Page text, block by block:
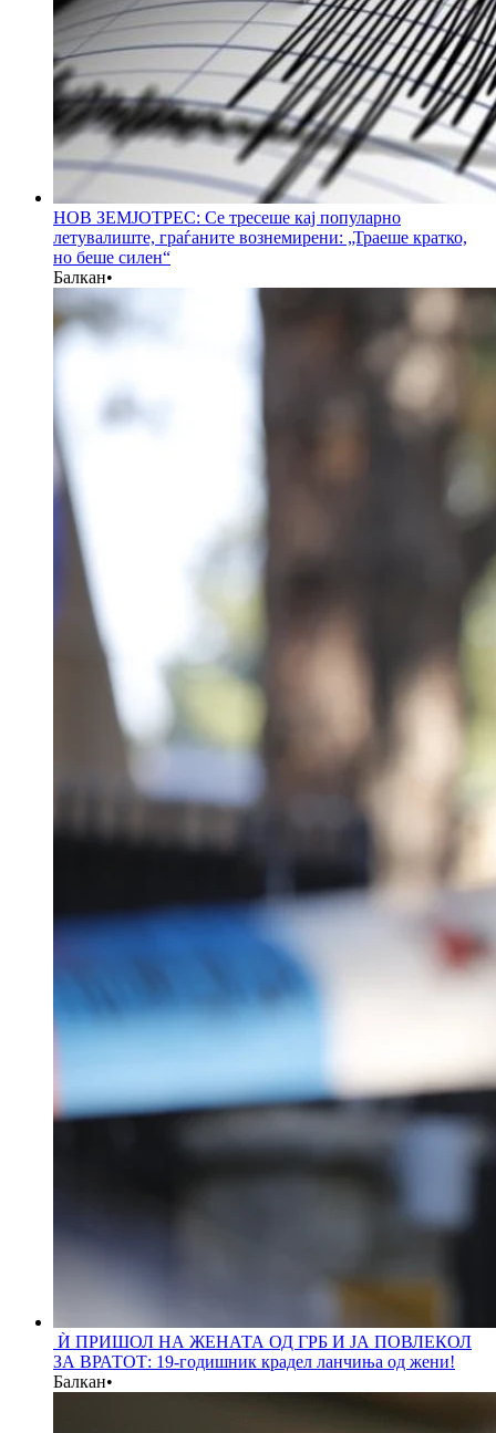
НОВ ЗЕМЈОТРЕС: Се тресеше кај популарно
летувалиште, граѓаните вознемирени: „Траеше кратко,
но беше силен“
Балкан•
Ѝ ПРИШОЛ НА ЖЕНАТА ОД ГРБ И ЈА ПОВЛЕКОЛ
ЗА ВРАТОТ: 19-годишник крадел ланчиња од жени!
Балкан•